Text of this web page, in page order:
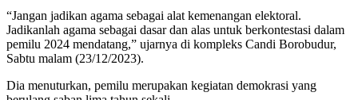
“Jangan jadikan agama sebagai alat kemenangan elektoral.
Jadikanlah agama sebagai dasar dan alas untuk berkontestasi dalam
pemilu 2024 mendatang,” ujarnya di kompleks Candi Borobudur,
Sabtu malam (23/12/2023).
Dia menuturkan, pemilu merupakan kegiatan demokrasi yang